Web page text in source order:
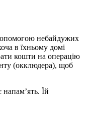
небайдужих
в їхньому домі
кошти на операцію
(окклюдера), щоб
Їй